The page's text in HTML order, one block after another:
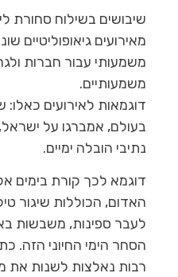
שיבושים בשילוח סחורת
מאירועים גיאופוליטיים
משמעותי עבור חברות
משמעותיים.
דוגמאות לאירועים כאלו:
בעולם, אמברגו על
נתיבי הובלה ימיים.
דוגמא לכך קורת בימים
האדום, הכוללות שיגור
לעבר ספינות, משבשות
הסחר הימי החיוני הזה.
רבות נאלצות לשנות את